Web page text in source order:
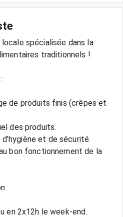
spécialisée dans la
traditionnels !
de produits finis (crêpes et
des produits.
et de sécurité.
bon fonctionnement de la
:
en 2x12h le week-end.